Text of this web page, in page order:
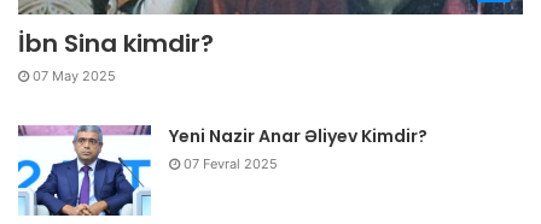
İbn Sina kimdir?
07 May 2025
Yeni Nazir Anar Əliyev Kimdir?
07 Fevral 2025